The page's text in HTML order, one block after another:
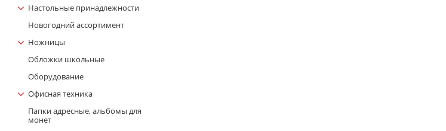
Настольные принадлежности
Новогодний ассортимент
Ножницы
Обложки школьные
Оборудование
Офисная техника
Папки адресные, альбомы для
монет